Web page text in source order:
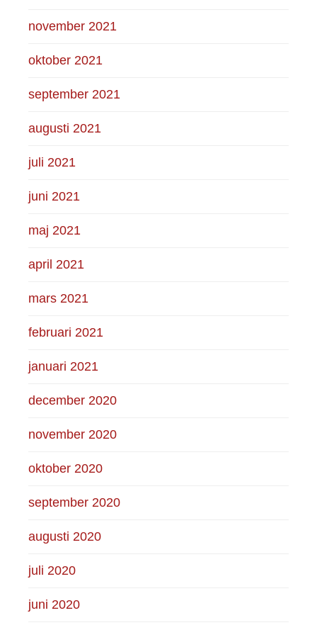
november 2021
oktober 2021
september 2021
augusti 2021
juli 2021
juni 2021
maj 2021
april 2021
mars 2021
februari 2021
januari 2021
december 2020
november 2020
oktober 2020
september 2020
augusti 2020
juli 2020
juni 2020